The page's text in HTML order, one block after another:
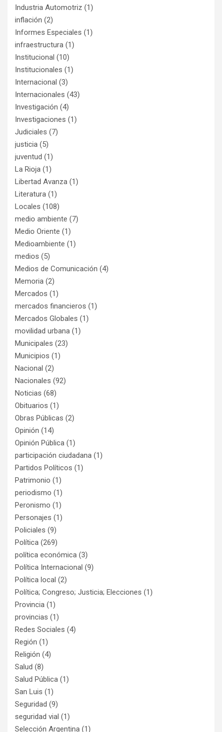
Industria Automotriz (1)
inflación (2)
Informes Especiales (1)
infraestructura (1)
Institucional (10)
Institucionales (1)
Internacional (3)
Internacionales (43)
Investigación (4)
Investigaciones (1)
Judiciales (7)
justicia (5)
juventud (1)
La Rioja (1)
Libertad Avanza (1)
Literatura (1)
Locales (108)
medio ambiente (7)
Medio Oriente (1)
Medioambiente (1)
medios (5)
Medios de Comunicación (4)
Memoria (2)
Mercados (1)
mercados financieros (1)
Mercados Globales (1)
movilidad urbana (1)
Municipales (23)
Municipios (1)
Nacional (2)
Nacionales (92)
Noticias (68)
Obituarios (1)
Obras Públicas (2)
Opinión (14)
Opinión Pública (1)
participación ciudadana (1)
Partidos Políticos (1)
Patrimonio (1)
periodismo (1)
Peronismo (1)
Personajes (1)
Policiales (9)
Política (269)
política económica (3)
Política Internacional (9)
Política local (2)
Política; Congreso; Justicia; Elecciones (1)
Provincia (1)
provincias (1)
Redes Sociales (4)
Región (1)
Religión (4)
Salud (8)
Salud Pública (1)
San Luis (1)
Seguridad (9)
seguridad vial (1)
Selección Argentina (1)